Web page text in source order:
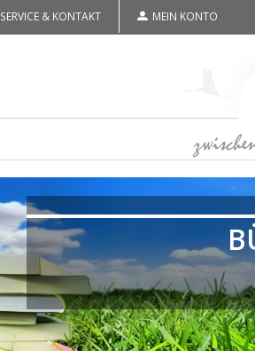
SERVICE & KONTAKT MEIN KONTO